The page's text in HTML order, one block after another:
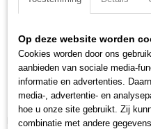
Afmetingen (l,b,h)
50 mm
Bek dikte:
8 mm
DIN:DIN ISO 5745
Min. Punt dikte:8 mm
Max. punt dikte: 4 mm
Downloads:
Op deze website worden
Cookies worden door ons
aanbieden van sociale media-
informatie en advertenties.
media-, advertentie- en
hoe u onze site gebruikt. Zij
combinatie met andere